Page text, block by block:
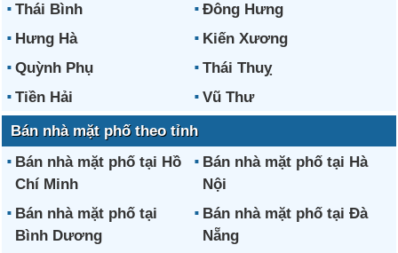
Thái Bình
Đông Hưng
Hưng Hà
Kiến Xương
Quỳnh Phụ
Thái Thuỵ
Tiền Hải
Vũ Thư
Bán nhà mặt phố theo tỉnh
Bán nhà mặt phố tại Hồ
Chí Minh
Bán nhà mặt phố tại Hà
Nội
Bán nhà mặt phố tại
Bình Dương
Bán nhà mặt phố tại Đà
Nẵng